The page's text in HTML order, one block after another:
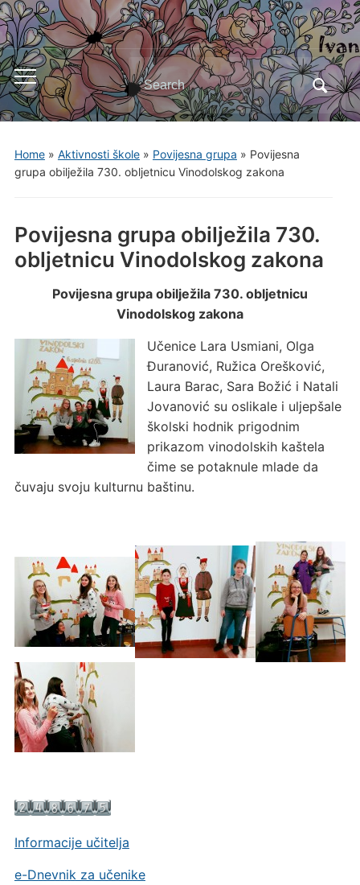
Toggle
mobile
menu
Search
for:
Home» Aktivnosti škole» Povijesna grupa » Povijesna
grupa obilježila 730. obljetnicu Vinodolskog zakona
Informacije učitelja
e-Dnevnik za učenike
Povijesna grupa obilježila 730.
obljetnicu Vinodolskog zakona
Povijesna grupa obilježila 730. obljetnicu
Vinodolskog zakona
Učenice Lara Usmiani, Olga
Đuranović, Ružica Orešković,
Laura Barac, Sara Božić i Natali
Jovanović su oslikale i uljepšale
školski hodnik prigodnim
prikazom vinodolskih kaštela
čime se potaknule mlade da
čuvaju svoju kulturnu baštinu.